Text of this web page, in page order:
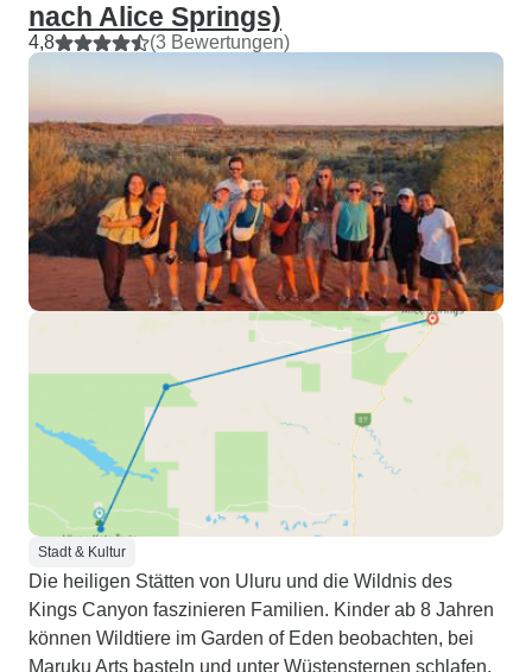
nach Alice Springs)
4,8 (3 Bewertungen)
Stadt & Kultur
Die heiligen Stätten von Uluru und die Wildnis des
Kings Canyon faszinieren Familien. Kinder ab 8 Jahren
können Wildtiere im Garden of Eden beobachten, bei
Maruku Arts basteln und unter Wüstensternen schlafen.